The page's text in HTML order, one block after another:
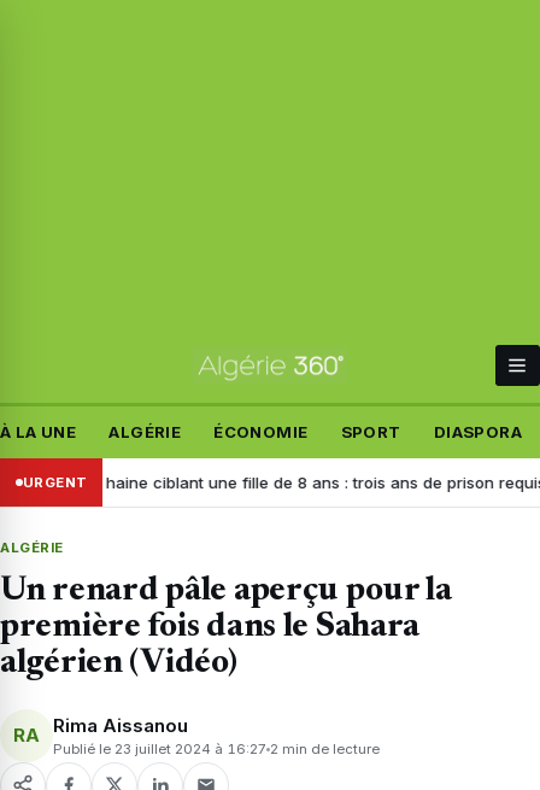
À LA UNE ALGÉRIE ÉCONOMIE SPORT DIASPORA
URGENT
de haine ciblant une fille de 8 ans : trois ans de prison requis contre
ALGÉRIE
Un renard pâle aperçu pour la
première fois dans le Sahara
algérien (Vidéo)
RA Rima Aissanou
Publié le 23 juillet 2024 à 16:27 2 min de lecture